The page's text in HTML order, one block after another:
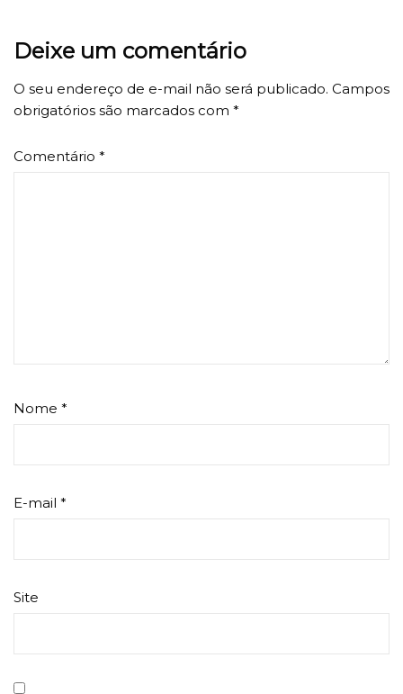
Deixe um comentário
O seu endereço de e-mail não será publicado. Campos
obrigatórios são marcados com *
Comentário *
Nome *
E-mail *
Site